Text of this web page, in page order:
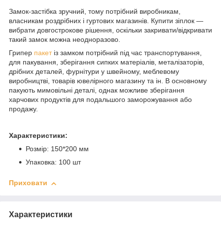
Замок-застібка зручний, тому потрібний виробникам,
власникам роздрібних і гуртових магазинів. Купити зіплок —
вибрати довгострокове рішення, оскільки закривати/відкривати
такий замок можна неодноразово.
Грипер пакетіз замком потрібний під час транспортування,
для пакування, зберігання сипких матеріалів, металізаторів,
дрібних деталей, фурнітури у швейному, меблевому
виробництві, товарів ювелірного магазину та ін. В основному
пакують мимовільні деталі, однак можливе зберігання
харчових продуктів для подальшого заморожування або
продажу.
Характеристики:
Розмір: 150*200 мм
Упаковка: 100 шт
Приховати
Характеристики